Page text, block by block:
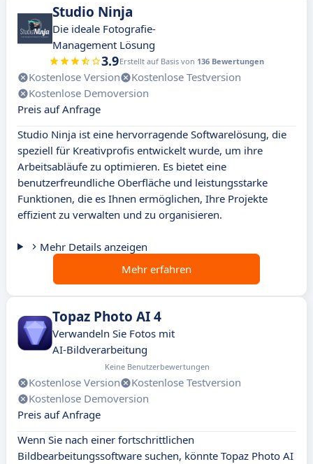
Studio Ninja
Die ideale Fotografie-
Management Lösung
3.9Erstellt auf Basis von 136 Bewertungen
Kostenlose Version
Kostenlose Testversion
Kostenlose Demoversion
Preis auf Anfrage
Studio Ninja ist eine hervorragende Softwarelösung, die
speziell für Kreativprofis entwickelt wurde, um ihre
Arbeitsabläufe zu optimieren. Es bietet eine
benutzerfreundliche Oberfläche und leistungsstarke
Funktionen, die es Ihnen ermöglichen, Ihre Projekte
effizient zu verwalten und zu organisieren.
Mehr Details anzeigen
Mehr erfahren
Topaz Photo AI 4
Verwandeln Sie Fotos mit
AI-Bildverarbeitung
Keine Benutzerbewertungen
Kostenlose Version
Kostenlose Testversion
Kostenlose Demoversion
Preis auf Anfrage
Wenn Sie nach einer fortschrittlichen
Bildbearbeitungssoftware suchen, könnte Topaz Photo AI